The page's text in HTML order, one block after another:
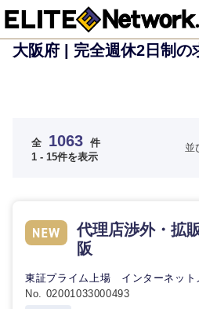
大阪府 | 完全週休2日制の
全 1063 件
1 - 15件を表示
並
代理店渉外・拡
阪
東証プライム上場 インターネット
No. 02001033000493